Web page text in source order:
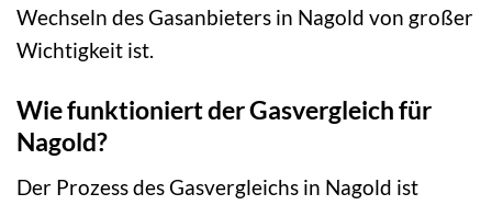
Wechseln des Gasanbieters in Nagold von großer
Wichtigkeit ist.
Wie funktioniert der Gasvergleich für
Nagold?
Der Prozess des Gasvergleichs in Nagold ist